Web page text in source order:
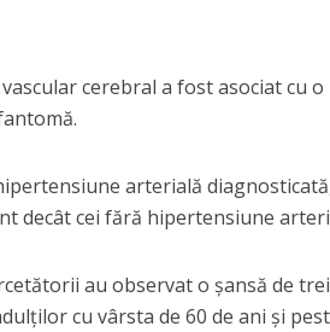
cerebral a fost asociat cu
arterială
decât cei fără hipertensiune
au observat o șansă de
cu vârsta de 60 de ani și